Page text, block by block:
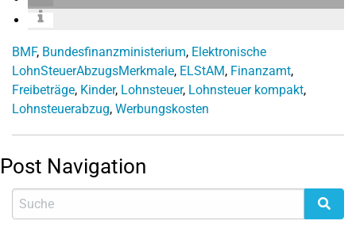
BMF, Bundesfinanzministerium, Elektronische
LohnSteuerAbzugsMerkmale, ELStAM, Finanzamt,
Freibeträge, Kinder, Lohnsteuer, Lohnsteuer kompakt,
Lohnsteuerabzug, Werbungskosten
Post Navigation